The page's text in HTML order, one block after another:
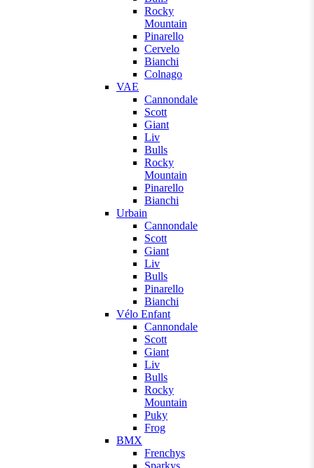
Rocky
Mountain
Pinarello
Cervelo
Bianchi
Colnago
VAE
Cannondale
Scott
Giant
Liv
Bulls
Rocky
Mountain
Pinarello
Bianchi
Urbain
Cannondale
Scott
Giant
Liv
Bulls
Pinarello
Bianchi
Vélo Enfant
Cannondale
Scott
Giant
Liv
Bulls
Rocky
Mountain
Puky
Frog
BMX
Frenchys
Sparkys